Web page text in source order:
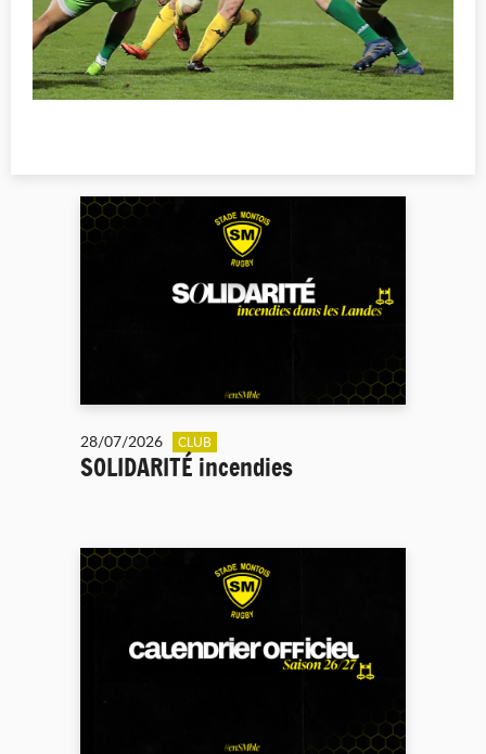
28/07/2026 CLUB
SOLIDARITÉ incendies